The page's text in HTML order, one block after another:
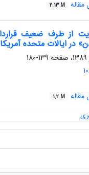
مقاله 2.13 M
از طرف ضعیف
در ایالات متحده آمریکا
139-180
مقاله 1.2 M